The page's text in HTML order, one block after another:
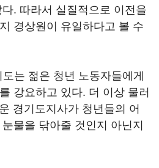
. 따라서 실질적으로 이전을
경상원이 유일하다고 볼 수
는 젊은 청년 노동자들에게
강요하고 있다. 더 이상 물러
경기도지사가 청년들의 어
물을 닦아줄 것인지 아닌지